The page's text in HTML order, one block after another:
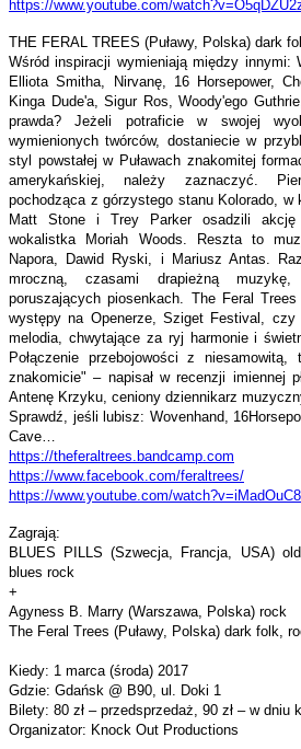
https://www.youtube.com/watch?
THE FERAL TREES (Puławy, Polska) dark
Wśród inspiracji wymieniają między innymi:
Elliota Smitha, Nirvanę, 16 Horsepower,
Kinga Dude'a, Sigur Ros, Woody'ego
prawda? Jeżeli potraficie w swojej
wymienionych twórców, dostaniecie w
styl powstałej w Puławach znakomitej
amerykańskiej, należy zaznaczyć.
pochodząca z górzystego stanu Kolorado, w
Matt Stone i Trey Parker osadzili akcję
wokalistka Moriah Woods. Reszta to
Napora, Dawid Ryski, i Mariusz Antas.
mroczną, czasami drapieżną
poruszających piosenkach. The Feral
występy na Openerze, Sziget Festival,
melodia, chwytające za ryj harmonie i
Połączenie przebojowości z
znakomicie" – napisał w recenzji imiennej
Antenę Krzyku, ceniony dziennikarz
Sprawdź, jeśli lubisz: Wovenhand,
Cave…
https://theferaltrees. bandcamp.com
https://www.facebook.com/feraltrees/
https://www.youtube.com/watch?
Zagrają:
BLUES PILLS (Szwecja, Francja, USA)
blues rock
+
Agyness B. Marry (Warszawa, Polska) rock
The Feral Trees (Puławy, Polska) dark folk,
Kiedy: 1 marca (środa) 2017
Gdzie: Gdańsk @ B90, ul. Doki 1
Bilety: 80 zł – przedsprzedaż, 90 zł – w dniu
Organizator: Knock Out Productions